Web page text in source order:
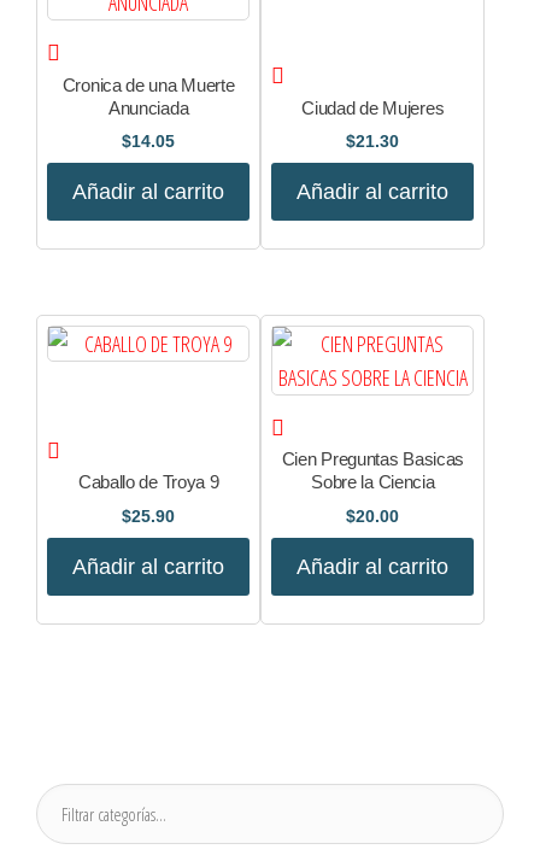
Cronica de una Muerte
Anunciada
$14.05
Añadir al carrito
Ciudad de Mujeres
$21.30
Añadir al carrito
Caballo de Troya 9
$25.90
Añadir al carrito
Cien Preguntas Basicas
Sobre la Ciencia
$20.00
Añadir al carrito